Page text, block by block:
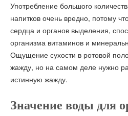
Употребление большого
напитков очень вредно, потому
сердца и органов выделения,
организма витаминов и
Ощущение сухости в ротовой
жажду, но на самом деле нужно
истинную жажду.
Значение воды для